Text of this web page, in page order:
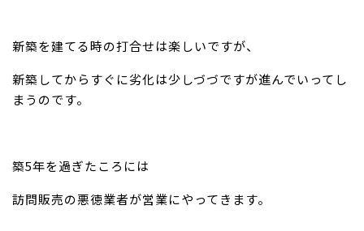
新築を建てる時の打合せは楽しいですが、
新築してからすぐに劣化は少しづづですが進んでいってし
まうのです。
築5年を過ぎたころには
訪問販売の悪徳業者が営業にやってきます。